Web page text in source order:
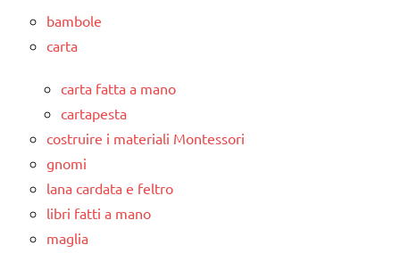
bambole
carta
carta fatta a mano
cartapesta
costruire i materiali Montessori
gnomi
lana cardata e feltro
libri fatti a mano
maglia